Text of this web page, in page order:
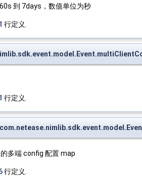
到 7days，数值单位为秒
行定义.
行定义.
多端 config 配置 map
行定义.